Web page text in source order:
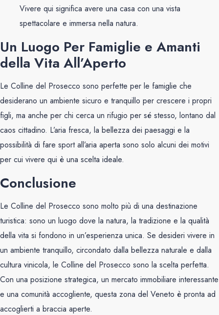
Vivere qui significa avere una casa con una vista
spettacolare e immersa nella natura.
Un Luogo Per Famiglie e Amanti
della Vita All’Aperto
Le Colline del Prosecco sono perfette per le famiglie che
desiderano un ambiente sicuro e tranquillo per crescere i propri
figli, ma anche per chi cerca un rifugio per sé stesso, lontano dal
caos cittadino. L’aria fresca, la bellezza dei paesaggi e la
possibilità di fare sport all’aria aperta sono solo alcuni dei motivi
per cui vivere qui è una scelta ideale.
Conclusione
Le Colline del Prosecco sono molto più di una destinazione
turistica: sono un luogo dove la natura, la tradizione e la qualità
della vita si fondono in un’esperienza unica. Se desideri vivere in
un ambiente tranquillo, circondato dalla bellezza naturale e dalla
cultura vinicola, le Colline del Prosecco sono la scelta perfetta.
Con una posizione strategica, un mercato immobiliare interessante
e una comunità accogliente, questa zona del Veneto è pronta ad
accoglierti a braccia aperte.